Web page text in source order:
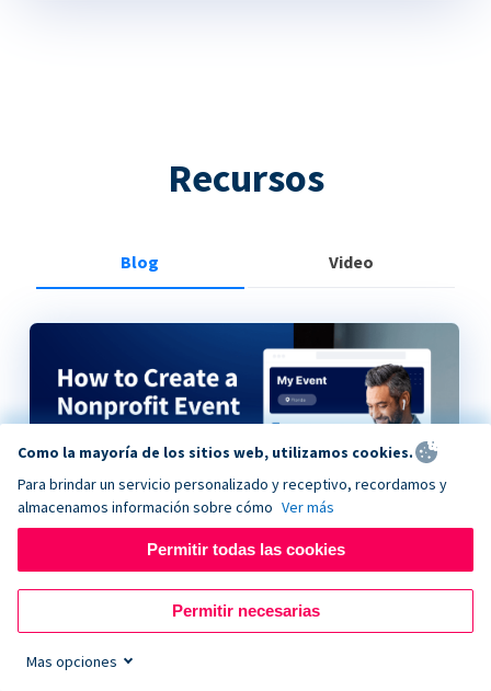
Recursos
Blog Video
How to Create a Nonprofit Event on Donorbox
Como la mayoría de los sitios web, utilizamos cookies.
Para brindar un servicio personalizado y receptivo, recordamos y
almacenamos información sobre cómo Ver más
Permitir todas las cookies
Permitir necesarias
Mas opciones